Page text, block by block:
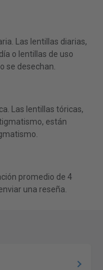
Las lentillas diarias,
o lentillas de uso
se desechan.
Las lentillas tóricas,
están
promedio de 4
una reseña.